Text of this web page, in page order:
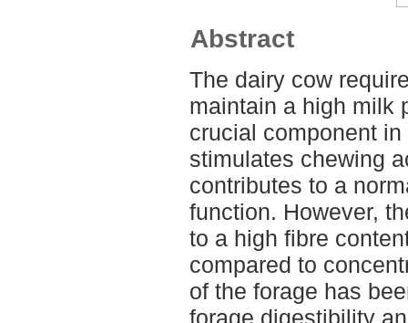
Abstract
The dairy cow
maintain a high milk
crucial component
stimulates chewing
contributes to a
function. However,
to a high fibre
compared to
of the forage has
forage digestibility